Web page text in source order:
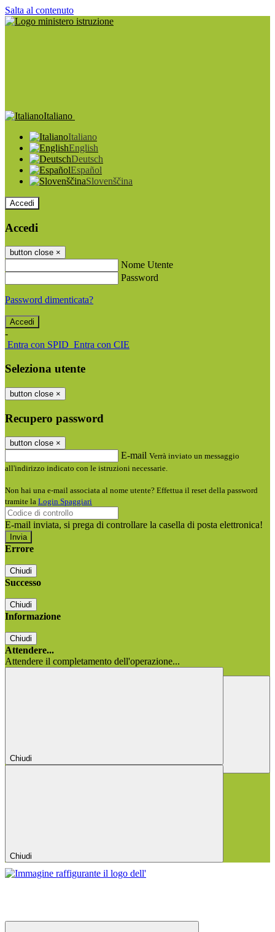
Salta al contenuto
Italiano
Italiano
English
Deutsch
Español
Slovenščina
Accedi
Accedi
button close ×
Nome Utente
Password
Password dimenticata?
-
Entra con SPID Entra con CIE
Seleziona utente
button close ×
Recupero password
button close ×
E-mail Verrà inviato un messaggio
all'indirizzo indicato con le istruzioni necessarie.
Non hai una e-mail associata al nome utente? Effettua il reset della password
tramite la Login Spaggiari
E-mail inviata, si prega di controllare la casella di posta elettronica!
Errore
Chiudi
Successo
Chiudi
Informazione
Chiudi
Attendere...
Attendere il completamento dell'operazione...
Chiudi
Chiudi